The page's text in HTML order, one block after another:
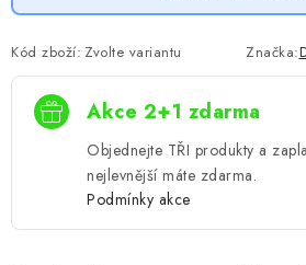
Kód zboží: Zvolte variantu Značka:
Akce 2+1 zdarma
Objednejte TŘI produkty a
nejlevnější máte zdarma.
Podmínky akce